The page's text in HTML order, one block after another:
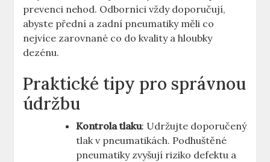
prevenci nehod. Odborníci vždy doporučují,
abyste přední a zadní pneumatiky měli co
nejvíce zarovnané co do kvality a hloubky
dezénu.
Praktické tipy pro správnou
údržbu
Kontrola tlaku: Udržujte doporučený
tlak v pneumatikách. Podhuštěné
pneumatiky zvyšují riziko defektu a